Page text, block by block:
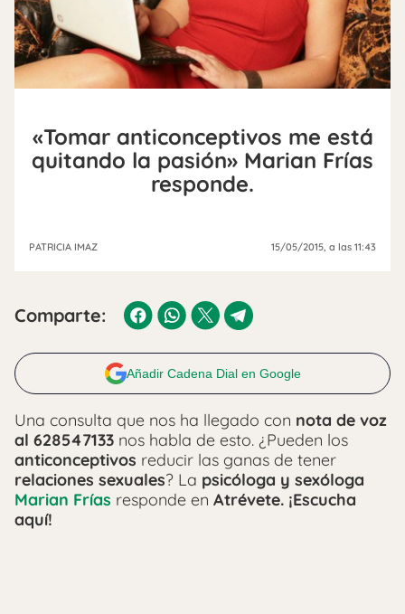
«Tomar anticonceptivos me está
quitando la pasión» Marian Frías
responde.
PATRICIA IMAZ 15/05/2015 , a las 11:43
Comparte:
Añadir Cadena Dial en Google
Una consulta que nos ha llegado con nota de voz
al 628547133 nos habla de esto. ¿Pueden los
anticonceptivos reducir las ganas de tener
relaciones sexuales? La psicóloga y sexóloga
Marian Frías responde en Atrévete. ¡Escucha
aquí!